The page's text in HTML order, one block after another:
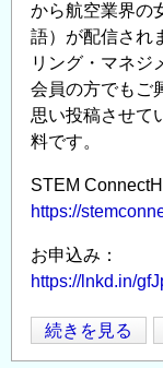
見
学
会
（参
加
費
無
料）
ご
案
内
の
から航空業界の
語）が配信され
リング・マネジ
会員の方でもご
思い投稿させて
料です。
STEM
https://
お申込み：
https://lnkd.in/
1
月
続きを見る